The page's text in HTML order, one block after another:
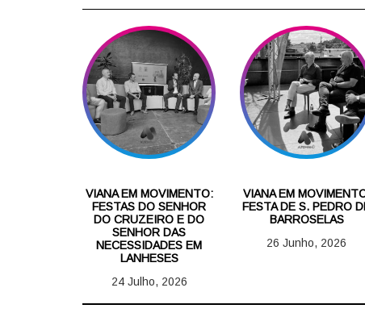
VIANA EM MOVIMENTO:
FESTAS DO SENHOR
DO CRUZEIRO E DO
SENHOR DAS
NECESSIDADES EM
LANHESES
24 Julho, 2026
VIANA EM
FESTA DE S. PEDRO
BARROSELAS
26 Junho, 2026